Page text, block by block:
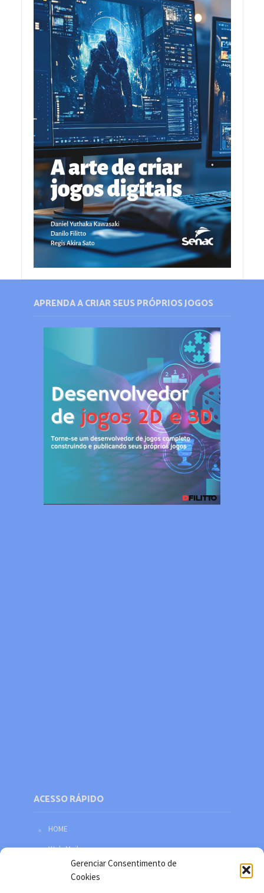
Gerenciar Consentimento de
Cookies
APRENDA A CRIAR SEUS PRÓPRIOS JOGOS
ACESSO RÁPIDO
HOME
Web Mail
Política de privacidade